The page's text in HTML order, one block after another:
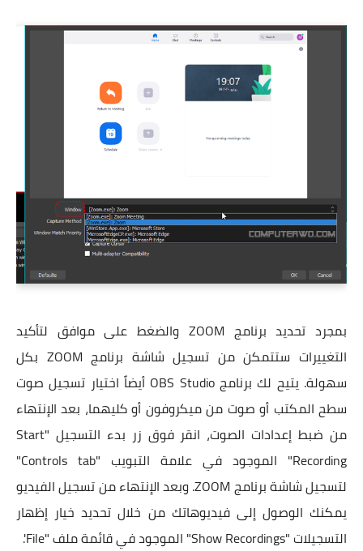
بمجرد تحديد برنامج ZOOM والضغط على موافق لتأكيد
التغييرات ستتمكن من تسجيل شاشة برنامج ZOOM بكل
سهولة. يتيح لك برنامج OBS Studio أيضاً اختيار تسجيل صوت
سطح المكتب أو صوت من ميكروفون أو كليهما، بعد الإنتهاء
من ضبط إعدادات الصوت، انقر فوق زر بدء التسجيل "Start
Recording" الموجود في علامة التبويب "Controls tab"
لتسجيل شاشة برنامج ZOOM. وبعد الإنتهاء من تسجيل الفيديو
يمكنك الوصول إلى فيديوهاتك من خلال تحديد خيار إظهار
التسجيلات "Show Recordings" الموجود في قائمة ملف "File'.